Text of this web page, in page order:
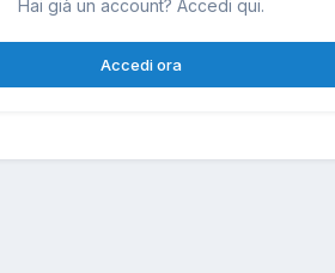
Hai già un account? Accedi qui.
Accedi ora